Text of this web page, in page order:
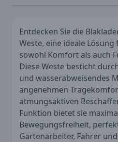
Entdecken Sie die
Weste, eine ideale
sowohl Komfort als auch
Diese Weste besticht
und wasserabweisendes
angenehmen
atmungsaktiven
Funktion bietet sie
Bewegungsfreiheit,
Gartenarbeiter, Fahrer